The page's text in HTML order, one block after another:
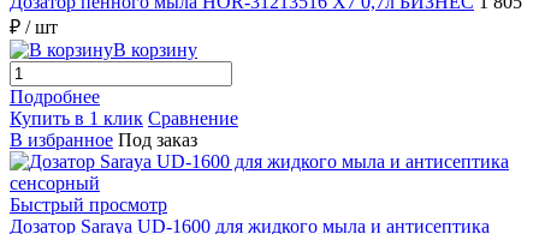
₽ / шт
В корзину
Подробнее
Купить в 1 клик Сравнение
В избранное Под заказ
Быстрый просмотр
Дозатор Saraya UD-1600 для жидкого мыла и антисептика